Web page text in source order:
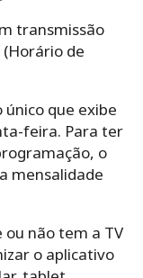
transmissão
(Horário de
único que exibe
feira. Para ter
o
mensalidade
ou não tem a TV
o aplicativo